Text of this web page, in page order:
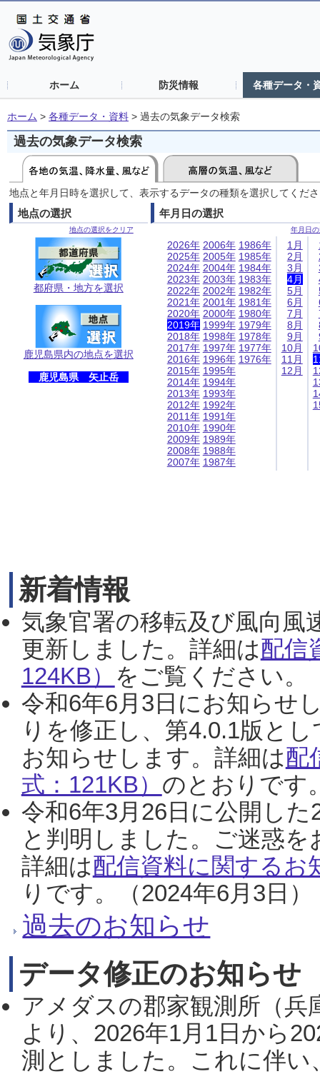
ホーム 防災情報 各種データ・
ホーム > 各種データ・資料 > 過去の気象データ検索
過去の気象データ検索
地点と年月日時を選択して、表示するデータの種類を選択してくだ
地点の選択
地点の選択をクリア
都府県・地方を選択
鹿児島県内の地点を選択
鹿児島県 矢止岳
年月日の選択
年月日
2026年
2025年
2024年
2023年
2022年
2021年
2020年
2019年
2018年
2017年
2016年
2015年
2014年
2013年
2012年
2011年
2010年
2009年
2008年
2007年
2006年
2005年
2004年
2003年
2002年
2001年
2000年
1999年
1998年
1997年
1996年
1995年
1994年
1993年
1992年
1991年
1990年
1989年
1988年
1987年
1986年
1985年
1984年
1983年
1982年
1981年
1980年
1979年
1978年
1977年
1976年
1月
2月
3月
4月
5月
6月
7月
8月
9月
10月
11月
12月
新着情報
気象官署の移転及び風向風
更新しました。詳細は配信
124KB） をご覧ください。
令和6年6月3日にお知らせ
りを修正し、第4.0.1版と
お知らせします。詳細は配
式：121KB） のとおりです
令和6年3月26日に公開し
と判明しました。ご迷惑
詳細は配信資料に関するお
りです。（2024年6月3日）
過去のお知らせ
データ修正のお知らせ
アメダスの郡家観測所（
より、2026年1月1日から
測としました。これに伴い